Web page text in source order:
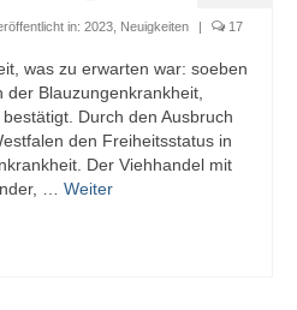
in: 2023 Neuigkeiten 17
was zu erwarten war: soeben
der Blauzungenkrankheit,
Durch den Ausbruch
den Freiheitsstatus in
Der Viehhandel mit
… Weiter